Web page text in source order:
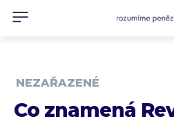
NEZAŘAZENÉ
Co znamená